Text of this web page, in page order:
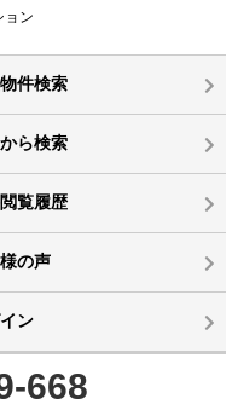
ョン
件検索
ら検索
覧履歴
の声
ン
668